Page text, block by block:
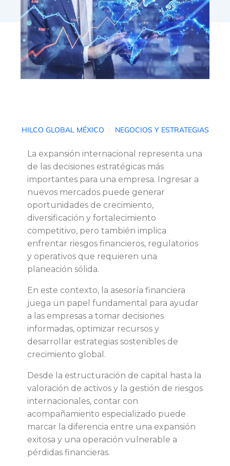
E
o
d
e
a
a
s
e
s
o
HILCO GLOBAL MÉXICO NEGOCIOS Y ESTRATEGIAS
La expansión internacional representa una
de las decisiones estratégicas más
importantes para una empresa. Ingresar a
nuevos mercados puede generar
oportunidades de crecimiento,
diversificación y fortalecimiento
competitivo, pero también implica
enfrentar riesgos financieros, regulatorios
y operativos que requieren una
planeación sólida.
En este contexto, la asesoría financiera
juega un papel fundamental para ayudar
a las empresas a tomar decisiones
informadas, optimizar recursos y
desarrollar estrategias sostenibles de
crecimiento global.
Desde la estructuración de capital hasta la
valoración de activos y la gestión de riesgos
internacionales, contar con
acompañamiento especializado puede
marcar la diferencia entre una expansión
exitosa y una operación vulnerable a
pérdidas financieras.